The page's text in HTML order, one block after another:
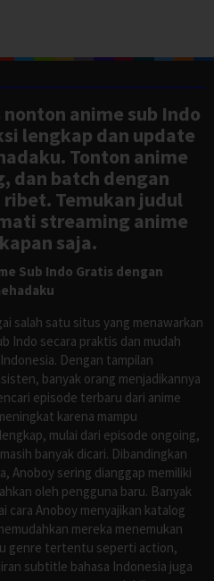
anime sub Indo
lengkap dan update
Tonton anime
dan batch dengan
Temukan judul
streaming anime
saja.
Sub Indo Gratis dengan
salah satu situs yang menawarkan
Indo secara praktis dan mudah
Dengan tampilan
banyak orang menjadikannya
episode terbaru dari anime
karena mampu
mulai dari episode ongoing,
banyak dicari. Dibandingkan
Anoboy sering dianggap memiliki
oleh pengguna baru. Banyak
cara Anoboy menyajikan katalog
mereka menemukan
genre tertentu seperti action,
subtitle bahasa Indonesia juga